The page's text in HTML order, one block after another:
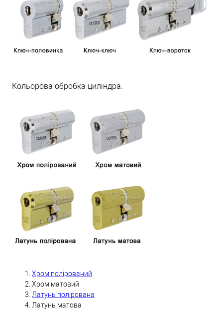
Кольорова обробка циліндра:
Хром полірований
Хром матовий
Латунь полірована
Латунь матова